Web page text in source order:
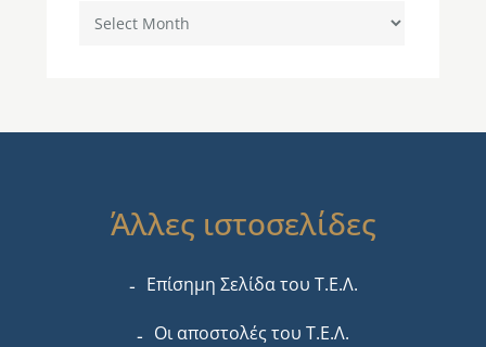
Archives
Άλλες ιστοσελίδες
Επίσημη Σελίδα του Τ.Ε.Λ.
Οι αποστολές του Τ.Ε.Λ.